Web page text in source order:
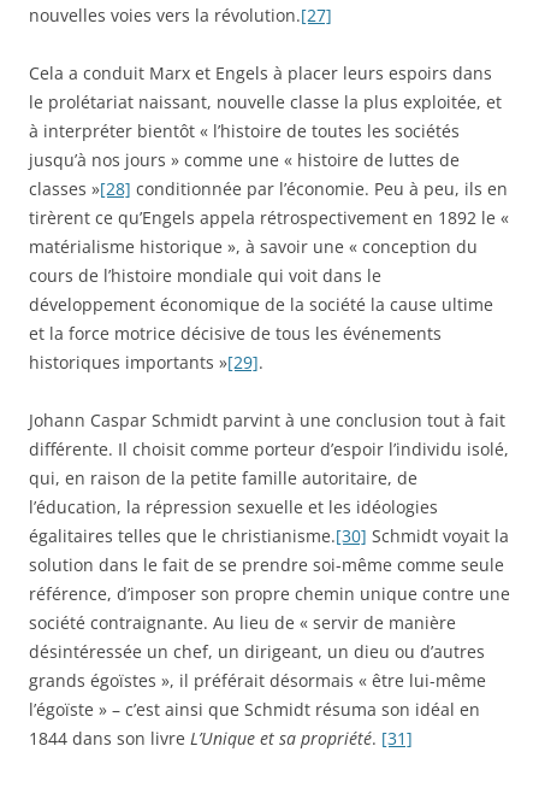
nouvelles voies vers la révolution.[27]
Cela a conduit Marx et Engels à placer leurs espoirs dans
le prolétariat naissant, nouvelle classe la plus exploitée, et
à interpréter bientôt « l’histoire de toutes les sociétés
jusqu’à nos jours » comme une « histoire de luttes de
classes »[28] conditionnée par l’économie. Peu à peu, ils en
tirèrent ce qu’Engels appela rétrospectivement en 1892 le «
matérialisme historique », à savoir une « conception du
cours de l’histoire mondiale qui voit dans le
développement économique de la société la cause ultime
et la force motrice décisive de tous les événements
historiques importants »[29].
Johann Caspar Schmidt parvint à une conclusion tout à fait
différente. Il choisit comme porteur d’espoir l’individu isolé,
qui, en raison de la petite famille autoritaire, de
l’éducation, la répression sexuelle et les idéologies
égalitaires telles que le christianisme.[30] Schmidt voyait la
solution dans le fait de se prendre soi-même comme seule
référence, d’imposer son propre chemin unique contre une
société contraignante. Au lieu de « servir de manière
désintéressée un chef, un dirigeant, un dieu ou d’autres
grands égoïstes », il préférait désormais « être lui-même
l’égoïste » – c’est ainsi que Schmidt résuma son idéal en
1844 dans son livre L’Unique et sa propriété. [31]